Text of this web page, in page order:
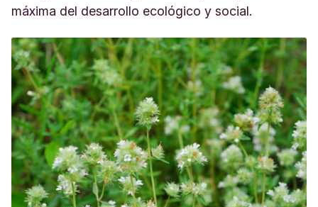
máxima del desarrollo ecológico y social.